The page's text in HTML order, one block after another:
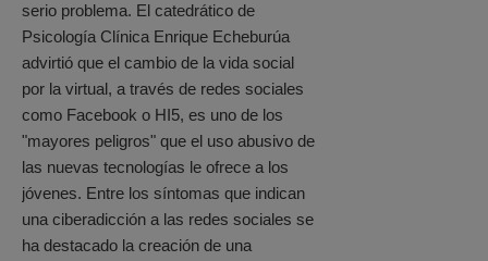
serio problema. El catedrático de
Psicología Clínica Enrique Echeburúa
advirtió que el cambio de la vida social
por la virtual, a través de redes sociales
como Facebook o HI5, es uno de los
"mayores peligros" que el uso abusivo de
las nuevas tecnologías le ofrece a los
jóvenes. Entre los síntomas que indican
una ciberadicción a las redes sociales se
ha destacado la creación de una